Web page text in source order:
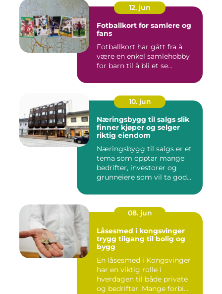
12. jun
Fotballkort for samlere og
fans
Fotballkort har gått fra å
være en enkel samlehobby
for barn til å bli et se...
10. jun
Næringsbygg til salgs slik
finner kjøper og selger
riktig eiendom
Næringsbygg til salgs er et
tema som opptar mange
bedrifter, investorer og
grunneiere som vil ta god...
08. jun
Låsesmed i kongsvinger
trygg tilgang til bolig og
bygg
En låsesmed i Kongsvinger
har en viktig rolle i
hverdagen til både private
og bedrifter. Mange forbi...